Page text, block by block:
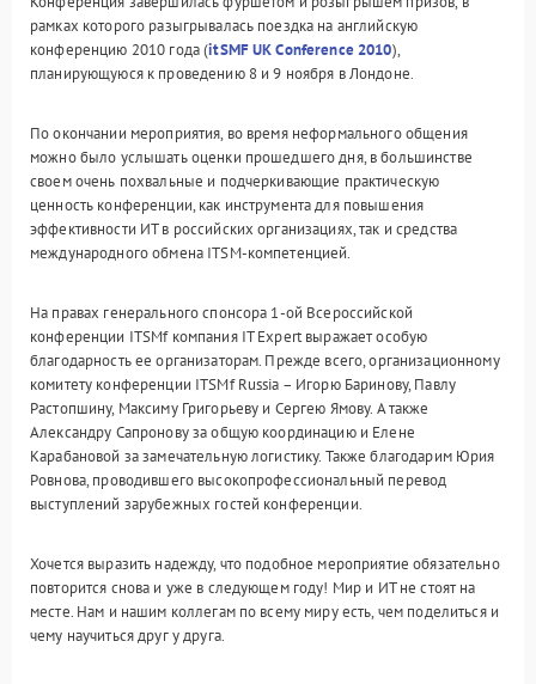
рамках которого разыгрывалась поездка на английскую
конференцию 2010 года (itSMF UK Conference 2010),
планирующуюся к проведению 8 и 9 ноября в Лондоне.
По окончании мероприятия, во время неформального общения
можно было услышать оценки прошедшего дня, в большинстве
своем очень похвальные и подчеркивающие практическую
ценность конференции, как инструмента для повышения
эффективности ИТ в российских организациях, так и средства
международного обмена ITSM-компетенцией.
На правах генерального спонсора 1-ой Всероссийской
конференции ITSMf компания IT Expert выражает особую
благодарность ее организаторам. Прежде всего, организационному
комитету конференции ITSMf Russia – Игорю Баринову, Павлу
Растопшину, Максиму Григорьеву и Сергею Ямову. А также
Александру Сапронову за общую координацию и Елене
Карабановой за замечательную логистику. Также благодарим Юрия
Ровнова, проводившего высокопрофессиональный перевод
выступлений зарубежных гостей конференции.
Хочется выразить надежду, что подобное мероприятие обязательно
повторится снова и уже в следующем году! Мир и ИТ не стоят на
месте. Нам и нашим коллегам по всему миру есть, чем поделиться и
чему научиться друг у друга.